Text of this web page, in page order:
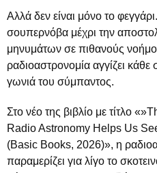
Αλλά δεν είναι μόνο το
σουπερνόβα μέχρι την
μηνυμάτων σε πιθανούς
ραδιοαστρονομία αγγίζει
γωνιά του σύμπαντος.
Στο νέο της βιβλίο με τίτλο
Radio Astronomy Helps Us
(Basic Books, 2026)», η
παραμερίζει για λίγο το